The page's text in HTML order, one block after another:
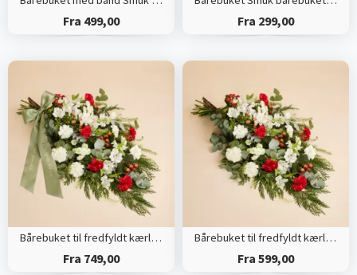
Fra 499,00 Fra 299,00
Bårebuket til fredfyldt kærlighed med bånd
Fra 749,00
Bårebuket til fredfyldt kærlighed
Fra 599,00